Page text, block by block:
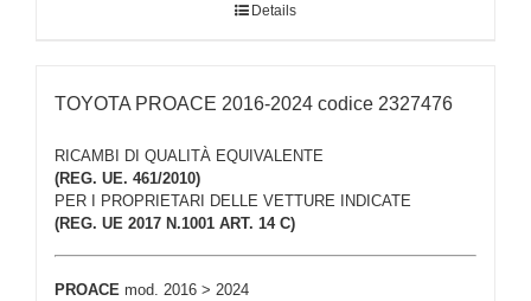
Details
TOYOTA PROACE 2016-2024 codice 2327476
RICAMBI DI QUALITÀ EQUIVALENTE
(REG. UE. 461/2010)
PER I PROPRIETARI DELLE VETTURE INDICATE
(REG. UE 2017 N.1001 ART. 14 C)
PROACE mod. 2016 > 2024